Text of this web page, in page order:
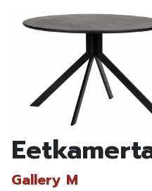
Gallery M